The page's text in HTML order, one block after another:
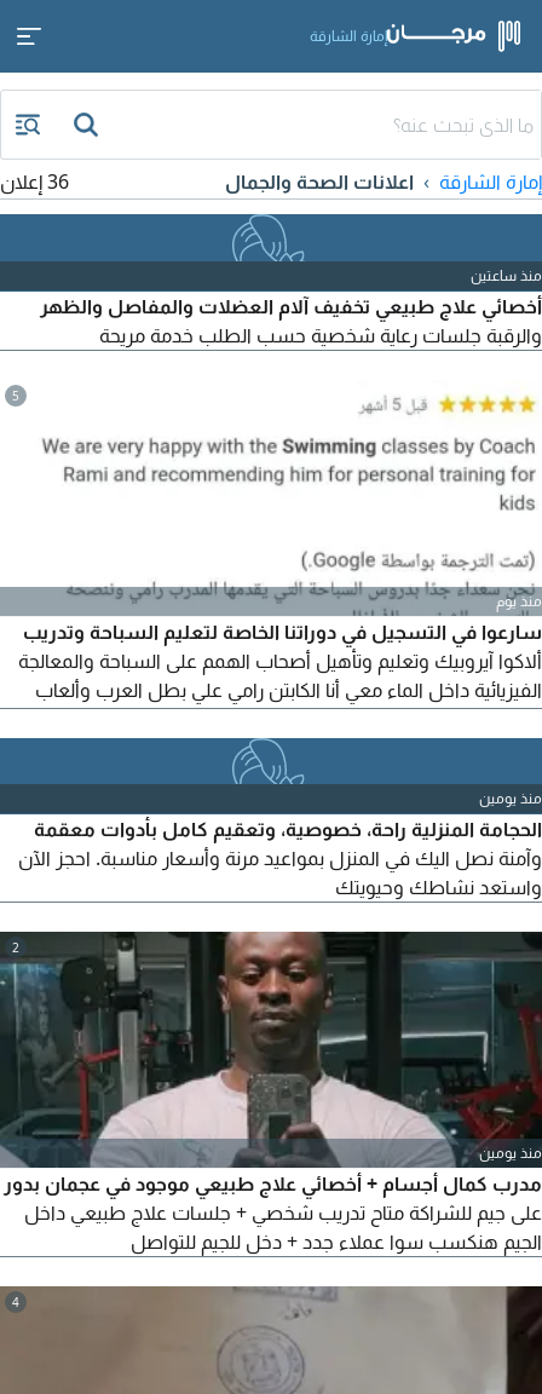
إمارة الشارقة
إمارة الشارقة اعلانات الصحة والجمال 36 إعلان
منذ ساعتين
أخصائي علاج طبيعي تخفيف آلام العضلات والمفاصل والظهر
والرقبة جلسات رعاية شخصية حسب الطلب خدمة مريحة
5
منذ يوم
سارعوا في التسجيل في دوراتنا الخاصة لتعليم السباحة وتدريب
ألاكوا آيروبيك وتعليم وتأهيل أصحاب الهمم على السباحة والمعالجة
الفيزيائية داخل الماء معي أنا الكابتن رامي علي بطل العرب وألعاب
الفيزيائية من ألمانيا تدريباتنا لكافة الأعمار والمستويات ولكلا الجنسين
منذ يومين
الحجامة المنزلية راحة، خصوصية، وتعقيم كامل بأدوات معقمة
وآمنة نصل اليك في المنزل بمواعيد مرنة وأسعار مناسبة. احجز الآن
واستعد نشاطك وحيويتك
2
منذ يومين
مدرب كمال أجسام + أخصائي علاج طبيعي موجود في عجمان بدور
على جيم للشراكة متاح تدريب شخصي + جلسات علاج طبيعي داخل
الجيم هنكسب سوا عملاء جدد + دخل للجيم للتواصل
4